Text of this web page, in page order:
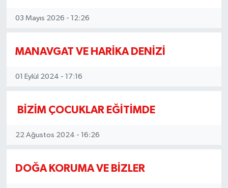
03 Mayıs 2026 - 12:26
MANAVGAT VE HARİKA DENİZİ
01 Eylül 2024 - 17:16
BİZİM ÇOCUKLAR EĞİTİMDE
22 Ağustos 2024 - 16:26
DOĞA KORUMA VE BİZLER